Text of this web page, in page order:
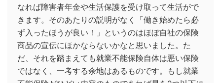
なれば障害者年金や生活保護を受け取って生活がで
きます。そのあたりの説明がなく「働き始めたら必
ず入ったほうが良い！」というのはほぼ自社の保険
商品の宣伝にほかならないかなと思いました。た
だ、それを踏まえても就業不能保険自体は悪い保険
ではなく、一考する余地はあるものです。もし就業